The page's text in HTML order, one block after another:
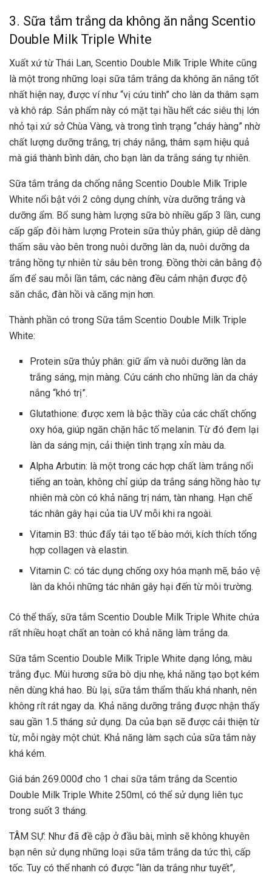
3. Sữa tắm trắng da không ăn nắng Scentio
Double Milk Triple White
Xuất xứ từ Thái Lan, Scentio Double Milk Triple White cũng
là một trong những loại sữa tắm trắng da không ăn nắng tốt
nhất hiện nay, được ví như “vị cứu tinh” cho làn da thâm sạm
và khô ráp. Sản phẩm này có mặt tại hầu hết các siêu thị lớn
nhỏ tại xứ sở Chùa Vàng, và trong tình trạng “cháy hàng” nhờ
chất lượng dưỡng trắng, trị cháy nắng, thâm sạm hiệu quả
mà giá thành bình dân, cho bạn làn da trắng sáng tự nhiên.
Sữa tắm trắng da chống nắng Scentio Double Milk Triple
White nổi bật với 2 công dụng chính, vừa dưỡng trắng và
dưỡng ẩm. Bổ sung hàm lượng sữa bò nhiều gấp 3 lần, cung
cấp gấp đôi hàm lượng Protein sữa thủy phân, giúp dễ dàng
thấm sâu vào bên trong nuôi dưỡng làn da, nuôi dưỡng da
trắng hồng tự nhiên từ sâu bên trong. Đồng thời cân bằng độ
ẩm để sau mỗi lần tắm, các nàng đều cảm nhận được độ
săn chắc, đàn hồi và căng mịn hơn.
Thành phần có trong Sữa tắm Scentio Double Milk Triple
White:
Protein sữa thủy phân: giữ ẩm và nuôi dưỡng làn da
trắng sáng, mịn màng. Cứu cánh cho những làn da cháy
nắng “khó trị”.
Glutathione: được xem là bậc thầy của các chất chống
oxy hóa, giúp ngăn chặn hắc tố melanin. Từ đó đem lại
làn da sáng mịn, cải thiện tình trạng xỉn màu da.
Alpha Arbutin: là một trong các hợp chất làm trắng nổi
tiếng an toàn, không chỉ giúp da trắng sáng hồng hào tự
nhiên mà còn có khả năng trị nám, tàn nhang. Hạn chế
tác nhân gây hại của tia UV mỗi khi ra ngoài.
Vitamin B3: thúc đẩy tái tạo tế bào mới, kích thích tổng
hợp collagen và elastin.
Vitamin C: có tác dụng chống oxy hóa mạnh mẽ, bảo vệ
làn da khỏi những tác nhân gây hại đến từ môi trường.
Có thể thấy, sữa tắm Scentio Double Milk Triple White chứa
rất nhiều hoạt chất an toàn có khả năng làm trắng da.
Sữa tắm Scentio Double Milk Triple White dạng lỏng, màu
trắng đục. Mùi hương sữa bò dịu nhẹ, khả năng tạo bọt kém
nên dùng khá hao. Bù lại, sữa tắm thẩm thấu khá nhanh, nên
không rít rát ngay da. Khả năng dưỡng trắng được nhận thấy
sau gần 1.5 tháng sử dụng. Da của bạn sẽ được cải thiện từ
từ, mỗi ngày một chút. Khả năng làm sạch của sữa tắm này
khá kém.
Giá bán 269.000đ cho 1 chai sữa tắm trắng da Scentio
Double Milk Triple White 250ml, có thể sử dụng liên tục
trong suốt 3 tháng.
TÂM SỰ: Như đã đề cập ở đầu bài, mình sẽ không khuyên
bạn nên sử dụng những loại sữa tắm trắng da tức thì, cấp
tốc. Tuy có thể nhanh có được “làn da trắng như tuyết”,